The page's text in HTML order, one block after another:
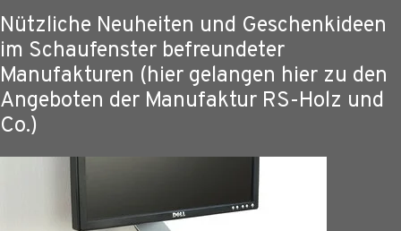
Nützliche Neuheiten und Geschenkideen
im Schaufenster befreundeter
Manufakturen (hier gelangen hier zu den
Angeboten der Manufaktur RS-Holz und
Co.)